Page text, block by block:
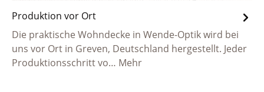
Produktion vor Ort
Die praktische Wohndecke in Wende-Optik wird bei
uns vor Ort in Greven, Deutschland hergestellt. Jeder
Produktionsschritt vo… Mehr